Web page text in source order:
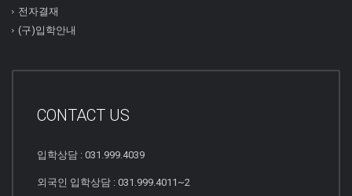
전자결재
(구)입학안내
CONTACT US
입학상담 : 031.999.4039
외국인 입학상담 : 031.999.4011~2